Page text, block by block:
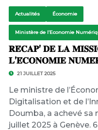
Actualités Économie
Ministère de l’Economie
𝐑𝐄́𝐂𝐀𝐏’ 𝐃𝐄 𝐋𝐀
𝐋’𝐄́𝐂𝐎𝐍𝐎𝐌𝐈𝐄
21 JUILLET 2025
Le ministre de
Digitalisation et de
Doumba, a achevé sa
juillet 2025 à Genève.